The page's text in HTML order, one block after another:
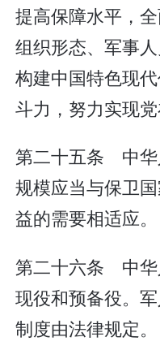
提高保障水平，
组织形态、军事
构建中国特色现
斗力，努力实现党
第二十五条 中华
规模应当与保卫
益的需要相适应。
第二十六条 中华
现役和预备役。
制度由法律规定。